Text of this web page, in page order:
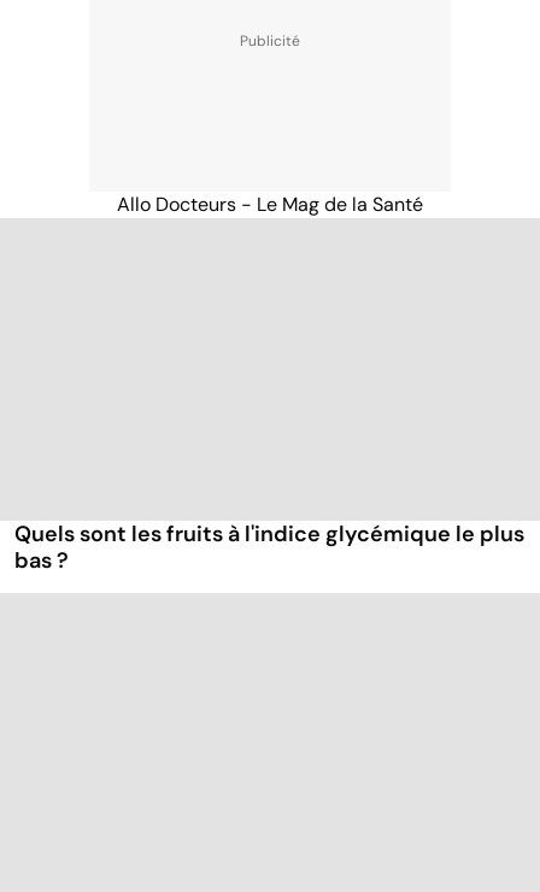
Allo Docteurs - Le Mag de la Santé
Quels sont les fruits à l'indice glycémique le plus
bas ?